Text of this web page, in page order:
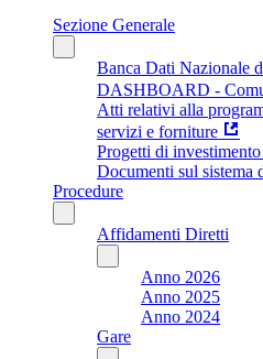
Sezione Generale
Banca Dati Nazionale
DASHBOARD -
Atti relativi alla
servizi e forniture
Progetti di
Documenti sul sistema
Procedure
Affidamenti Diretti
Anno 2026
Anno 2025
Anno 2024
Gare